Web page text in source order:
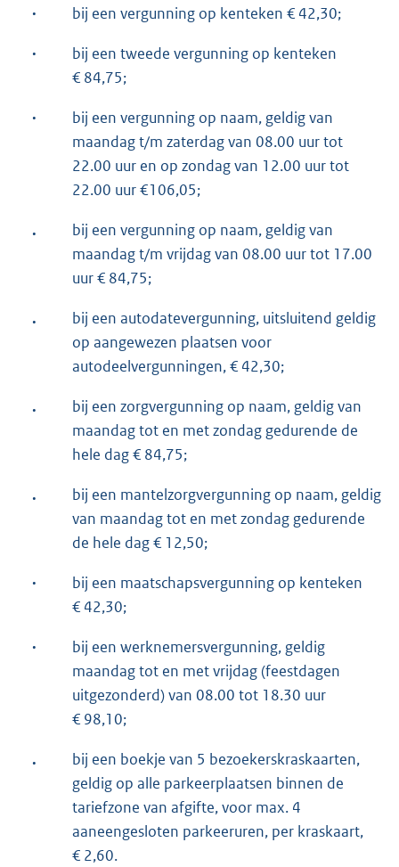
· bij een vergunning op kenteken € 42,30;
·
bij een tweede vergunning op kenteken
€ 84,75;
·
bij een vergunning op naam, geldig van
maandag t/m zaterdag van 08.00 uur tot
22.00 uur en op zondag van 12.00 uur tot
22.00 uur €106,05;
.
bij een vergunning op naam, geldig van
maandag t/m vrijdag van 08.00 uur tot 17.00
uur € 84,75;
.
bij een autodatevergunning, uitsluitend geldig
op aangewezen plaatsen voor
autodeelvergunningen, € 42,30;
.
bij een zorgvergunning op naam, geldig van
maandag tot en met zondag gedurende de
hele dag € 84,75;
.
bij een mantelzorgvergunning op naam, geldig
van maandag tot en met zondag gedurende
de hele dag € 12,50;
·
bij een maatschapsvergunning op kenteken
€ 42,30;
·
bij een werknemersvergunning, geldig
maandag tot en met vrijdag (feestdagen
uitgezonderd) van 08.00 tot 18.30 uur
€ 98,10;
.
bij een boekje van 5 bezoekerskraskaarten,
geldig op alle parkeerplaatsen binnen de
tariefzone van afgifte, voor max. 4
aaneengesloten parkeeruren, per kraskaart,
€ 2,60.